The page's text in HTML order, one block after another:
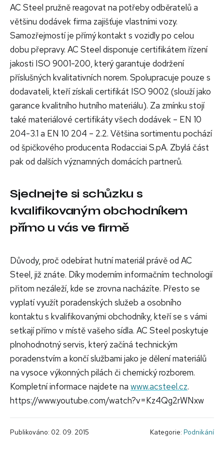
AC Steel pružně reagovat na potřeby odběratelů a
většinu dodávek firma zajišťuje vlastními vozy.
Samozřejmostí je přímý kontakt s vozidly po celou
dobu přepravy. AC Steel disponuje certifikátem řízení
jakosti ISO 9001-200, který garantuje dodržení
příslušných kvalitativních norem. Spolupracuje pouze s
dodavateli, kteří získali certifikát ISO 9002 (slouží jako
garance kvalitního hutního materiálu). Za zmínku stojí
také materiálové certifikáty všech dodávek – EN 10
204-3.1 a EN 10 204 – 2.2. Většina sortimentu pochází
od špičkového producenta Rodacciai S.pA. Zbylá část
pak od dalších významných domácích partnerů.
Sjednejte si schůzku s
kvalifikovaným obchodníkem
přímo u vás ve firmě
Důvody, proč odebírat hutní materiál právě od AC
Steel, již znáte. Díky moderním informačním technologií
přitom nezáleží, kde se zrovna nacházíte. Přesto se
vyplatí využít poradenských služeb a osobního
kontaktu s kvalifikovanými obchodníky, kteří se s vámi
setkají přímo v místě vašeho sídla. AC Steel poskytuje
plnohodnotný servis, který začíná technickým
poradenstvím a končí službami jako je dělení materiálů
na vysoce výkonných pilách či chemický rozborem.
Kompletní informace najdete na www.acsteel.cz.
https://www.youtube.com/watch?v=Kz4Qg2rWNxw
Publikováno: 02. 09. 2015 Kategorie: Podnikání